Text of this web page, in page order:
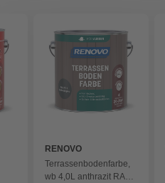
RENOVO
Terrassenbodenfarbe,
wb 4,0L anthrazit RAL